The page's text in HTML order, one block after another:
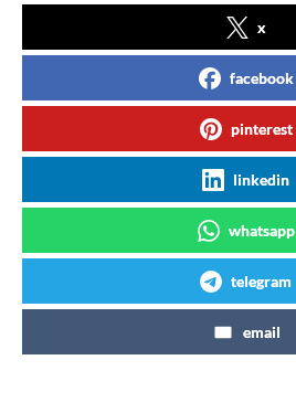
x
facebook
pinterest
linkedin
whatsapp
telegram
email